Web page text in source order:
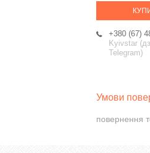
+380 (67)
Kyivstar
Telegram)
повернення